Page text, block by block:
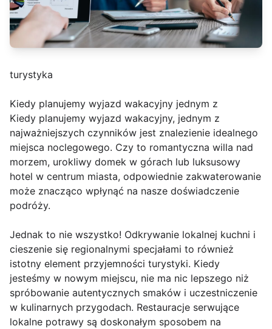
turystyka
Kiedy planujemy wyjazd wakacyjny jednym z
Kiedy planujemy wyjazd wakacyjny, jednym z
najważniejszych czynników jest znalezienie idealnego
miejsca noclegowego. Czy to romantyczna willa nad
morzem, urokliwy domek w górach lub luksusowy
hotel w centrum miasta, odpowiednie zakwaterowanie
może znacząco wpłynąć na nasze doświadczenie
podróży.
Jednak to nie wszystko! Odkrywanie lokalnej kuchni i
cieszenie się regionalnymi specjałami to również
istotny element przyjemności turystyki. Kiedy
jesteśmy w nowym miejscu, nie ma nic lepszego niż
spróbowanie autentycznych smaków i uczestniczenie
w kulinarnych przygodach. Restauracje serwujące
lokalne potrawy są doskonałym sposobem na